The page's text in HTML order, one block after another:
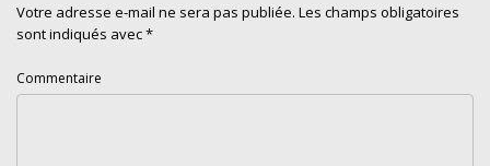
Votre adresse e-mail ne sera pas publiée. Les champs obligatoires
sont indiqués avec*
Commentaire